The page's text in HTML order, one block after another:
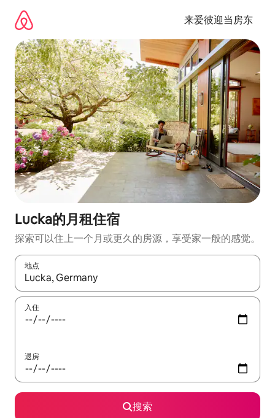
来爱彼迎当房东
Lucka的月租住宿
探索可以住上一个月或更久的房源，享受家一般的感觉。
地点
如有搜索结果，请使用上下方向键查看，或通过点击或滑动手势
入住
退房
搜索